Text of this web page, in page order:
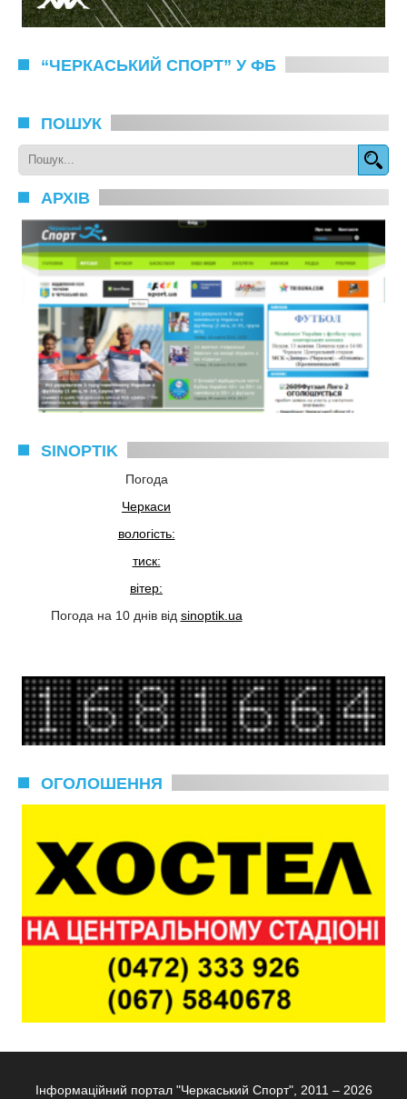
“ЧЕРКАСЬКИЙ СПОРТ” У ФБ
ПОШУК
АРХІВ
SINOPTIK
Погода
Черкаси
вологість:
тиск:
вітер:
Погода на 10 днів від sinoptik.ua
ОГОЛОШЕННЯ
Інформаційний портал "Черкаський Спорт", 2011 – 2026